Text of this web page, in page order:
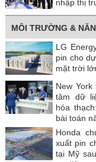
nhập thị
MÔI TRƯỜNG &
LG
pin cho
mặt trời
New
tâm dữ
hóa
bài toán
Honda
xuất pin
tại Mỹ